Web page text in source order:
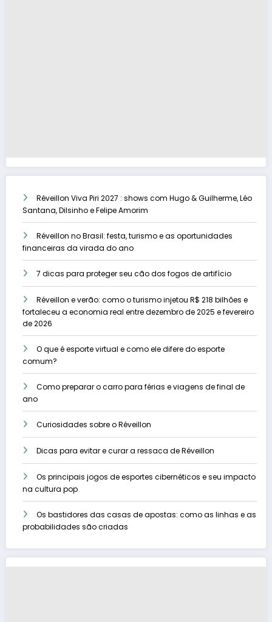
Réveillon Viva Piri 2027 : shows com Hugo & Guilherme, Léo
Santana, Dilsinho e Felipe Amorim
Réveillon no Brasil: festa, turismo e as oportunidades
financeiras da virada do ano
7 dicas para proteger seu cão dos fogos de artifício
Réveillon e verão: como o turismo injetou R$ 218 bilhões e
fortaleceu a economia real entre dezembro de 2025 e fevereiro
de 2026
O que é esporte virtual e como ele difere do esporte
comum?
Como preparar o carro para férias e viagens de final de
ano
Curiosidades sobre o Réveillon
Dicas para evitar e curar a ressaca de Réveillon
Os principais jogos de esportes cibernéticos e seu impacto
na cultura pop
Os bastidores das casas de apostas: como as linhas e as
probabilidades são criadas